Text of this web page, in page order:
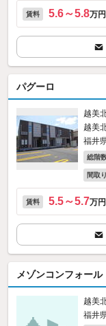
賃料 5.6～5.8万円
パグーロ
越美
越美
福井
総階
間取り
賃料 5.5～5.7万円
メゾンコンフォール
越美
福井